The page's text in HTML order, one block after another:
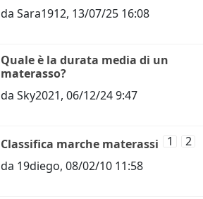
daSara1912, 13/07/25 16:08
Quale è la durata media di un
materasso?
daSky2021,06/12/24 9:47
Classifica marche materassi 1
2
da 19diego,08/02/10 11:58